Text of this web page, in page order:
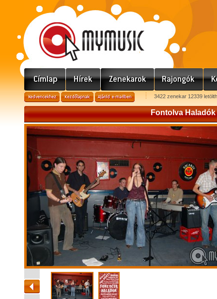
3422 zenekar 12339
Fontolva Haladók